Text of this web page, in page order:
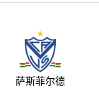
萨斯菲尔德